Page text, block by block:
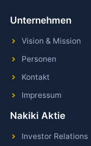
Unternehmen
Vision & Mission
Personen
Kontakt
Impressum
Nakiki Aktie
Investor Relations